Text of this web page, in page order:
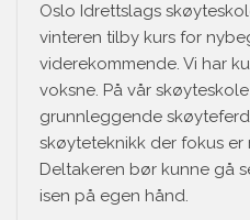
Oslo Idrettslags
vinteren tilby kurs for
viderekommende. Vi har
voksne. På vår
grunnleggende
skøyteteknikk der fokus
Deltakeren bør kunne gå
isen på egen hånd.